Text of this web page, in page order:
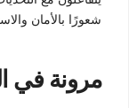
شعورًا بالأمان
مرونة في